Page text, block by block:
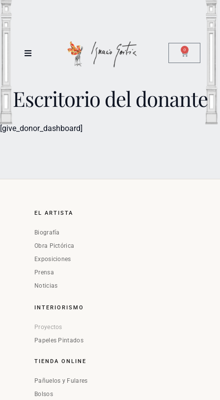
0
Escritorio del donante
[give_donor_dashboard]
EL ARTISTA
Biografía
Obra Pictórica
Exposiciones
Prensa
Noticias
INTERIORISMO
Proyectos
Papeles Pintados
TIENDA ONLINE
Pañuelos y Fulares
Bolsos